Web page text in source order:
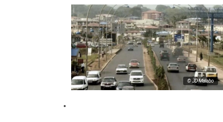
© JD Malabo